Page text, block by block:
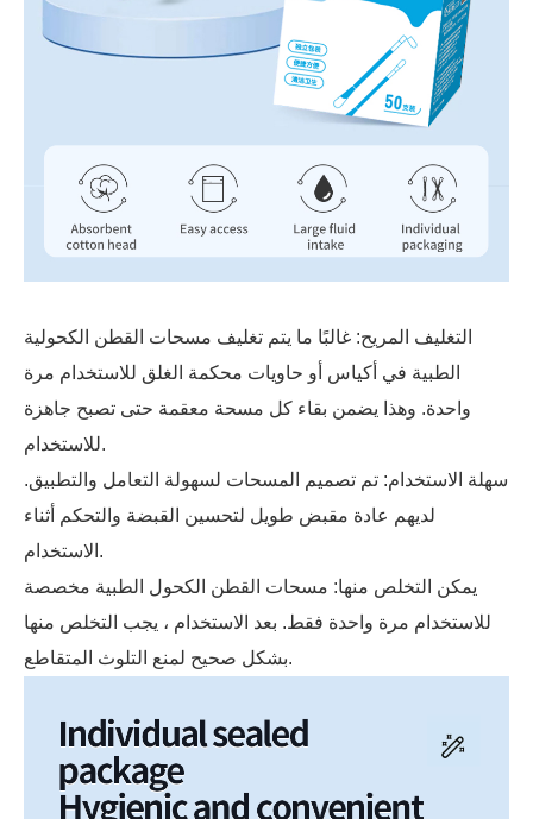
التغليف المريح: غالبًا ما يتم تغليف مسحات القطن الكحولية
الطبية في أكياس أو حاويات محكمة الغلق للاستخدام مرة
واحدة. وهذا يضمن بقاء كل مسحة معقمة حتى تصبح جاهزة
للاستخدام.
سهلة الاستخدام: تم تصميم المسحات لسهولة التعامل والتطبيق.
لديهم عادة مقبض طويل لتحسين القبضة والتحكم أثناء
الاستخدام.
يمكن التخلص منها: مسحات القطن الكحول الطبية مخصصة
للاستخدام مرة واحدة فقط. بعد الاستخدام ، يجب التخلص منها
بشكل صحيح لمنع التلوث المتقاطع.